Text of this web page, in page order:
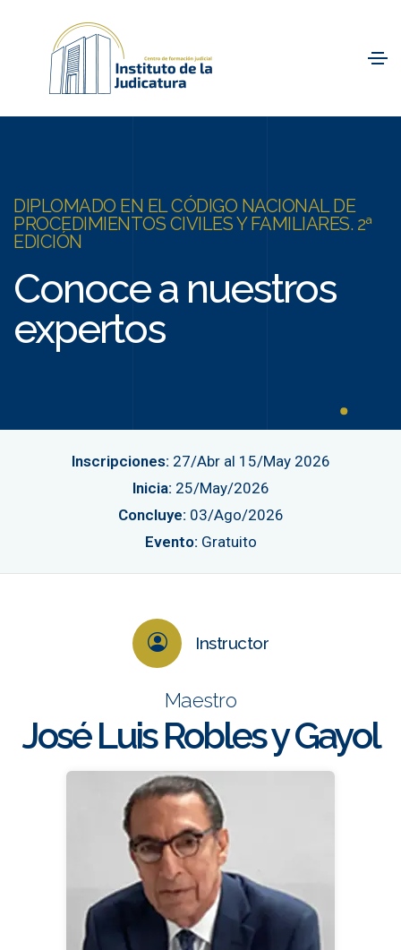
DIPLOMADO EN EL CÓDIGO NACIONAL DE
PROCEDIMIENTOS CIVILES Y FAMILIARES. 2ª
EDICIÓN
Conoce a nuestros
expertos
Inscripciones: 27/Abr al 15/May 2026
Inicia: 25/May/2026
Concluye: 03/Ago/2026
Evento: Gratuito
Instructor
Maestro
José Luis Robles y Gayol